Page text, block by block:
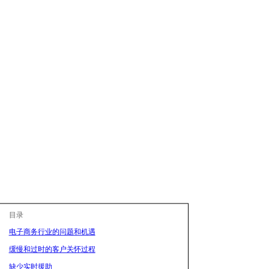
目录
电子商务行业的问题和机遇
缓慢和过时的客户关怀过程
缺少实时援助